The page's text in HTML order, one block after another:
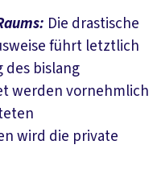
Die drastische
führt letztlich
des bislang
werden vornehmlich
wird die private